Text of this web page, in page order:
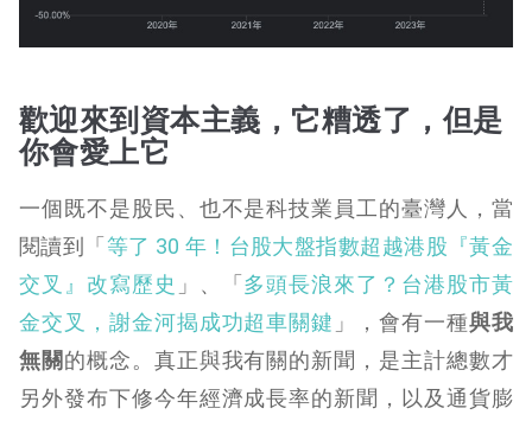
歡迎來到資本主義，它糟透了，但是
你會愛上它
一個既不是股民、也不是科技業員工的臺灣人，當
閱讀到「 等了 30 年！台股大盤指數超越港股『黃金
交叉』改寫歷史 」、「 多頭長浪來了？台港股市黃
金交叉，謝金河揭成功超車關鍵 」，會有一種與我
無關的概念。真正與我有關的新聞，是主計總數才
另外發布下修今年經濟成長率的新聞，以及通貨膨